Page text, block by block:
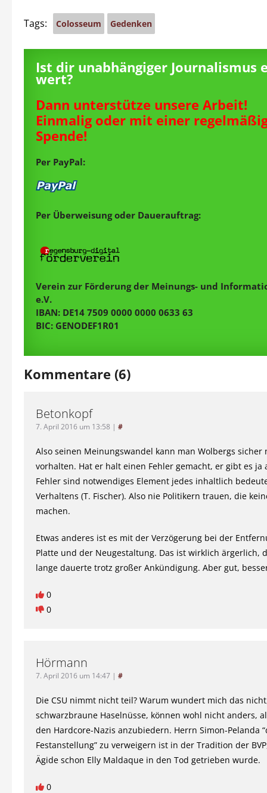
Tags: Colosseum Gedenken
Ist dir unabhängiger Journalismus
wert?
Dann unterstütze unsere Arbeit!
Einmalig oder mit einer
Spende!
Per PayPal:
Per Überweisung oder Dauerauftrag:
Verein zur Förderung der Meinungs- und
e.V.
IBAN: DE14 7509 0000 0000 0633 63
BIC: GENODEF1R01
Kommentare (6)
Betonkopf
7. April 2016 um 13:58 | #
Also seinen Meinungswandel kann man Wolbergs sicher
vorhalten. Hat er halt einen Fehler gemacht, er gibt es ja
Fehler sind notwendiges Element jedes inhaltlich
Verhaltens (T. Fischer). Also nie Politikern trauen, die
machen.
Etwas anderes ist es mit der Verzögerung bei der
Platte und der Neugestaltung. Das ist wirklich ärgerlich,
lange dauerte trotz großer Ankündigung. Aber gut,
0
0
Hörmann
7. April 2016 um 14:47 | #
Die CSU nimmt nicht teil? Warum wundert mich das
schwarzbraune Haselnüsse, können wohl nicht anders,
den Hardcore-Nazis anzubiedern. Herrn Simon-Pelanda
Festanstellung” zu verweigern ist in der Tradition der
Ägide schon Elly Maldaque in den Tod getrieben wurde.
0